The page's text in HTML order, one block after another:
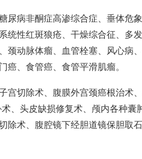
尿病非酮症高渗综合症、垂体
统性红斑狼疮、干燥综合征、
颈动脉体瘤、血管栓塞、风心
、食管癌、食管平滑肌瘤。
切除术、腹膜外宫颈癌根治
、头皮缺损修复术、颅内各种
除术、腹腔镜下经胆道镜保胆